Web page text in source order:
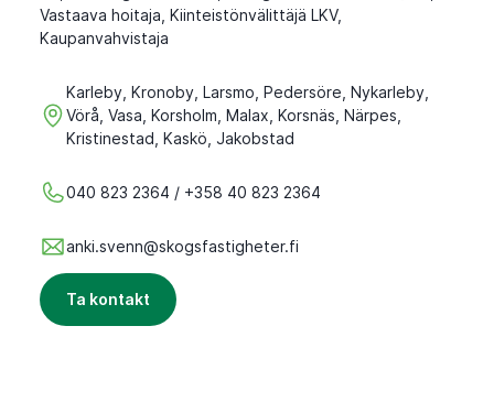
Vastaava hoitaja, Kiinteistönvälittäjä LKV,
Kaupanvahvistaja
Karleby, Kronoby, Larsmo, Pedersöre, Nykarleby,
Vörå, Vasa, Korsholm, Malax, Korsnäs, Närpes,
Kristinestad, Kaskö, Jakobstad
040 823 2364 / +358 40 823 2364
anki.svenn@skogsfastigheter.fi
Ta kontakt